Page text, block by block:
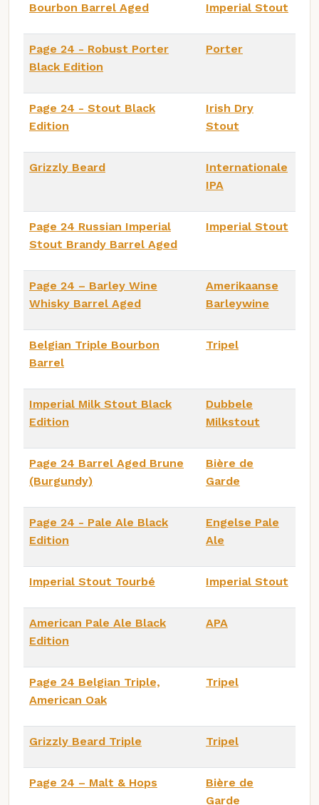
Bourbon Barrel Aged
Imperial Stout
Page 24 - Robust Porter
Black Edition
Porter
Page 24 - Stout Black
Edition
Irish Dry
Stout
Grizzly Beard
Internationale
IPA
Page 24 Russian Imperial
Stout Brandy Barrel Aged
Imperial Stout
Page 24 – Barley Wine
Whisky Barrel Aged
Amerikaanse
Barleywine
Belgian Triple Bourbon
Barrel
Tripel
Imperial Milk Stout Black
Edition
Dubbele
Milkstout
Page 24 Barrel Aged Brune
(Burgundy)
Bière de
Garde
Page 24 - Pale Ale Black
Edition
Engelse Pale
Ale
Imperial Stout Tourbé Imperial Stout
American Pale Ale Black
Edition
APA
Page 24 Belgian Triple,
American Oak
Tripel
Grizzly Beard Triple Tripel
Page 24 – Malt & Hops
Bière de
Garde